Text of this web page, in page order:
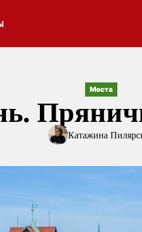
Места
Катажина